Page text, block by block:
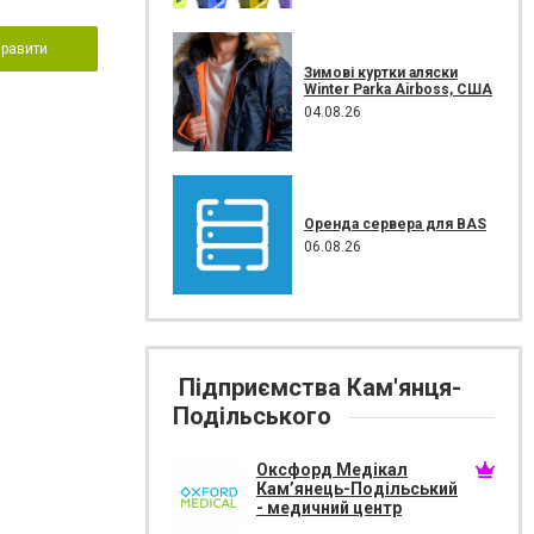
Зимові куртки аляски
Winter Parka Airboss, США
04.08.26
Оренда сервера для BAS
06.08.26
Підприємства Кам'янця-
Подільського
Оксфорд Медікал
Кам’янець-Подільський
- медичний центр